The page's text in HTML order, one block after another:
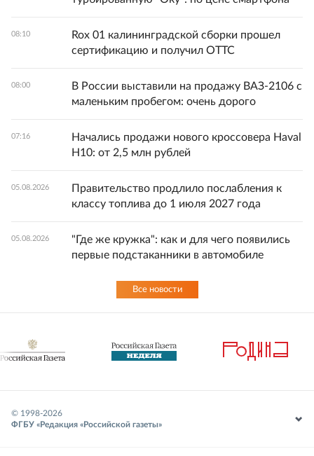
08:10
Rox 01 калининградской сборки прошел
сертификацию и получил ОТТС
08:00
В России выставили на продажу ВАЗ-2106 с
маленьким пробегом: очень дорого
07:16
Начались продажи нового кроссовера Haval
H10: от 2,5 млн рублей
05.08.2026
Правительство продлило послабления к
классу топлива до 1 июля 2027 года
05.08.2026
"Где же кружка": как и для чего появились
первые подстаканники в автомобиле
Все новости
© 1998-2026
ФГБУ «Редакция «Российской газеты»